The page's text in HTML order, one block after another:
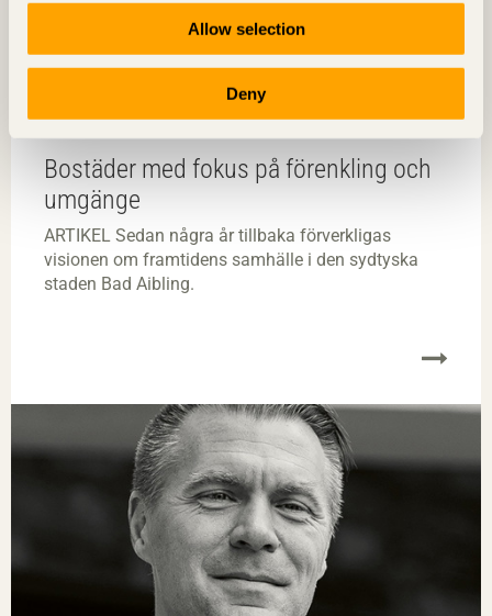
Allow selection
Deny
Bostäder med fokus på​ förenkling och
umgänge
ARTIKEL Sedan några år tillbaka förverkligas
visionen om framtidens samhälle i den sydtyska
staden Bad Aibling.